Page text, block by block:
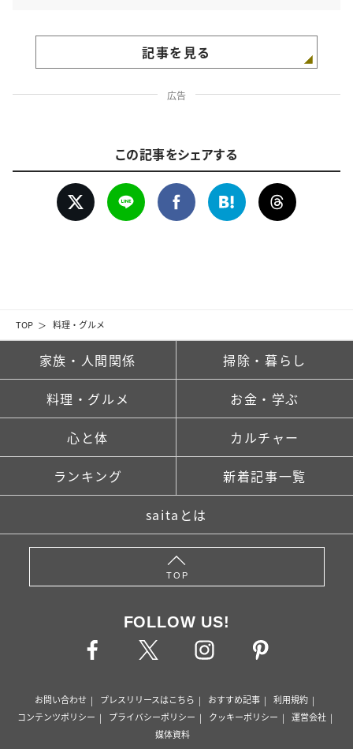
TOP 料理・グルメ
記事を見る
広告
この記事をシェアする
家族・人間関係 掃除・暮らし
料理・グルメ お金・学ぶ
心と体 カルチャー
ランキング 新着記事一覧
saitaとは
TOP
FOLLOW US!
お問い合わせ プレスリリースはこちら おすすめ記事
利用規約
コンテンツポリシー
プライバシーポリシー クッキーポリシー
運営会社
媒体資料